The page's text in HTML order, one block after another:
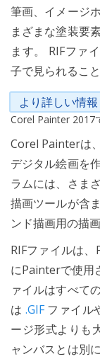
筆画、イメージ
まざまな塗装要
ます。 RIFファ
子で見られるこ
より詳しい情報
Corel Painter 2017
Corel Painterは
デジタル絵画を
ラムには、さま
描画ツールが含
ンド描画用の描
RIFファイルは
にPainterで使用
ァイルはすべて
は .GIFファイル
ージ形式よりも
ャンバスとは別